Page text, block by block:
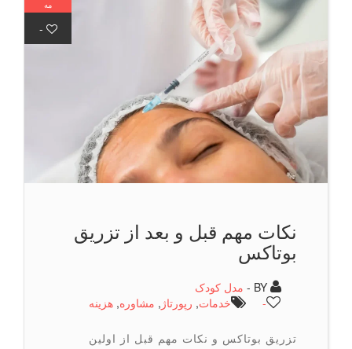
نکات مهم قبل و بعد از تزریق
بوتاکس
مدل کودک
خدمات,رپورتاژ, مشاوره,هزینه
تزریق بوتاکس و نکات مهم قبل از اولین